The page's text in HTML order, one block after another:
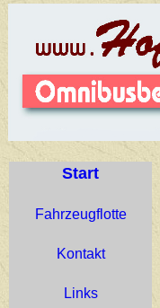
Start
Fahrzeugflotte
Kontakt
Links